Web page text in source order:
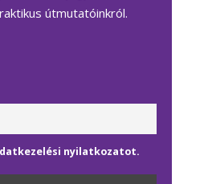
útmutatóinkról.
nyilatkozatot.